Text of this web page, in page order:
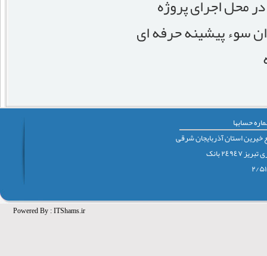
محل اجرای پروژه
سوء پیشینه حرفه ای
حسابها
استان آذربايجان شرقی
بانک
Powered By : ITShams.ir